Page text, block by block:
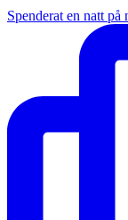
Spenderat en natt